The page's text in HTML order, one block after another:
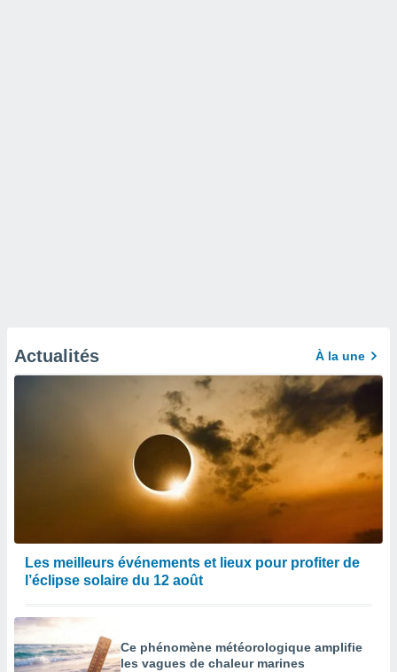
Actualités À la une
Les meilleurs événements et lieux pour profiter de
l’éclipse solaire du 12 août
Ce phénomène météorologique amplifie
les vagues de chaleur marines